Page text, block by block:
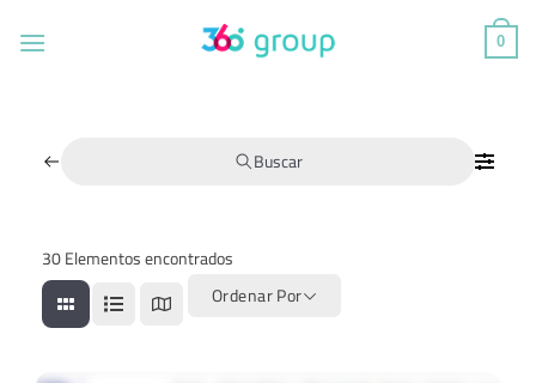
0
Buscar
30Elementos encontrados
Ordenar Por